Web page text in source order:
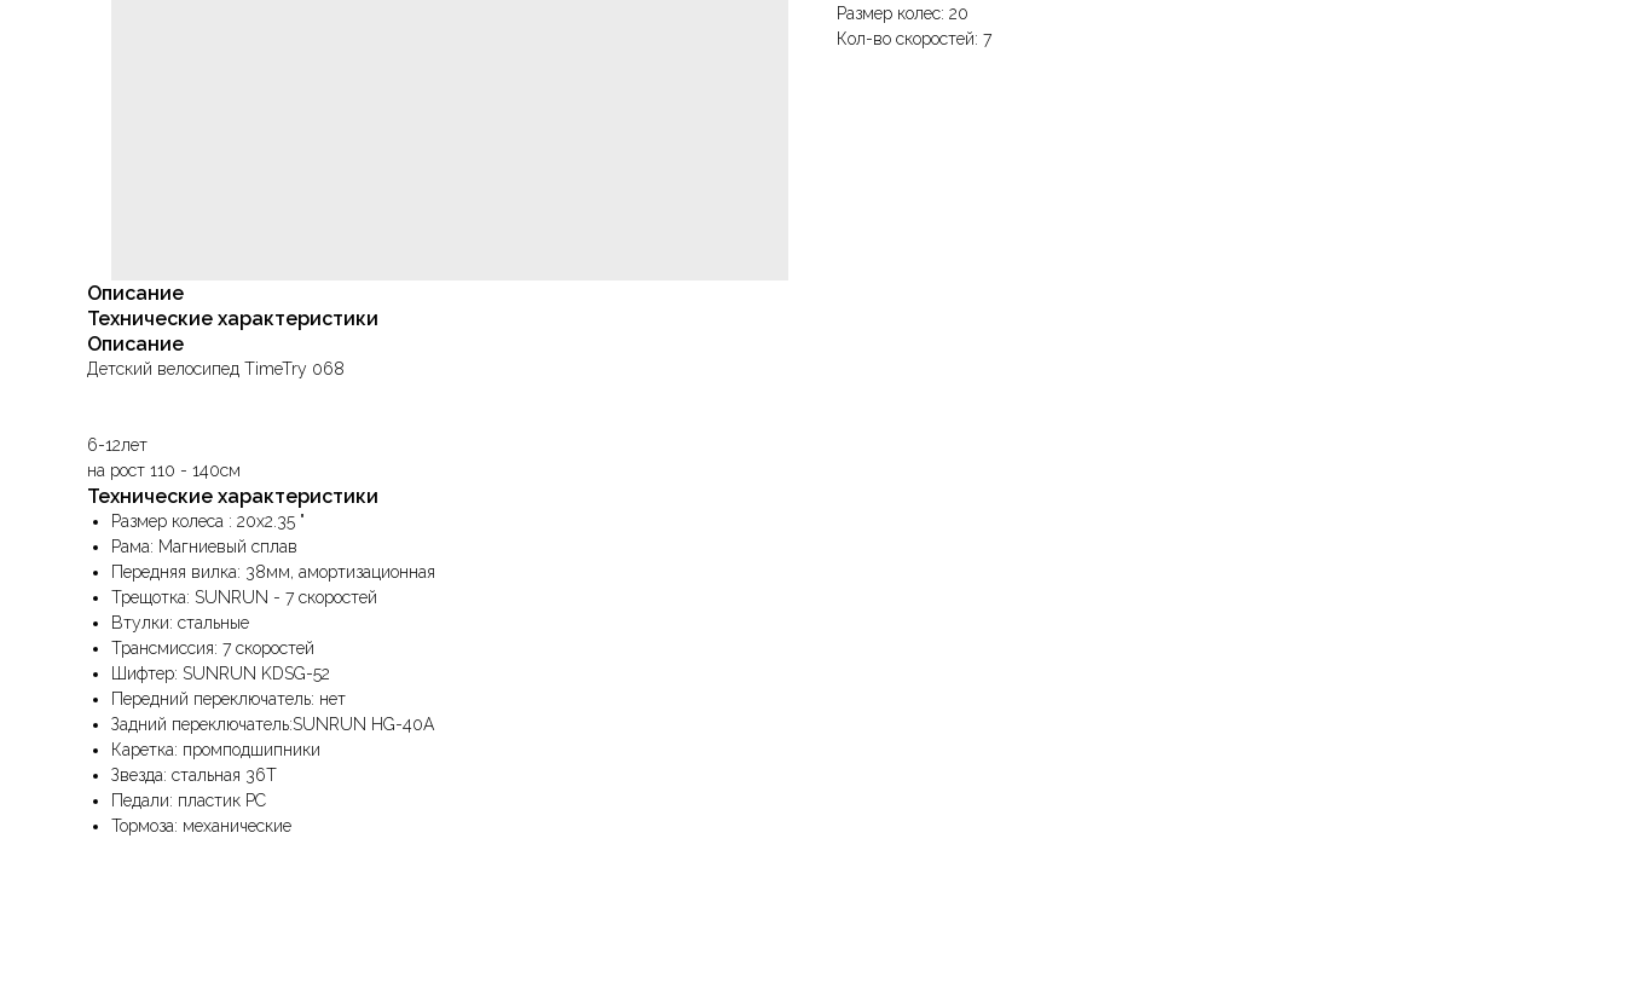
Размер колес: 20
Кол-во скоростей: 7
Описание
Технические характеристики
Описание
Детский велосипед TimeTry 068
6-12лет
на рост 110 - 140см
Технические характеристики
Размер колеса : 20x2.35 "
Рама: Магниевый сплав
Передняя вилка: 38мм, амортизационная
Трещотка: SUNRUN - 7 скоростей
Втулки: стальные
Трансмиссия: 7 скоростей
Шифтер: SUNRUN KDSG-52
Передний переключатель: нет
Задний переключатель:SUNRUN HG-40A
Каретка: промподшипники
Звезда: стальная 36Т
Педали: пластик РС
Тормоза: механические